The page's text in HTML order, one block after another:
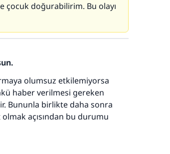
çocuk doğurabilirim. Bu olayı
olumsuz etkilemiyorsa
haber verilmesi gereken
Bununla birlikte daha sonra
açısından bu durumu